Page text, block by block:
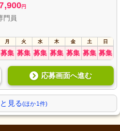
円
門員
月 火 水 木 金 土 日
募集 募集 募集 募集 募集 募集 募集
応募画面へ進む
見る(ほか1件)